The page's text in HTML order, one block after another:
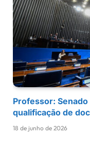
Professor:
qualificação de
18 de junho de 2026